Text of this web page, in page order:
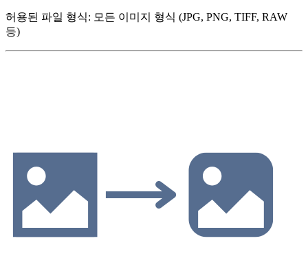
허용된 파일 형식: 모든 이미지 형식 (JPG, PNG, TIFF, RAW
등)